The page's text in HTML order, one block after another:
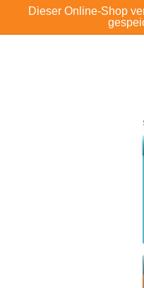
Dieser Online-Shop